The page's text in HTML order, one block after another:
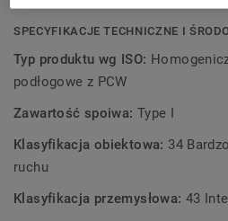
SPECYFIKACJE TECHNICZNE I
Typ produktu wg ISO:
podłogowe z PCW
Zawartość spoiwa: Type I
Klasyfikacja obiektowa: 34
ruchu
Klasyfikacja przemysłowa: 43